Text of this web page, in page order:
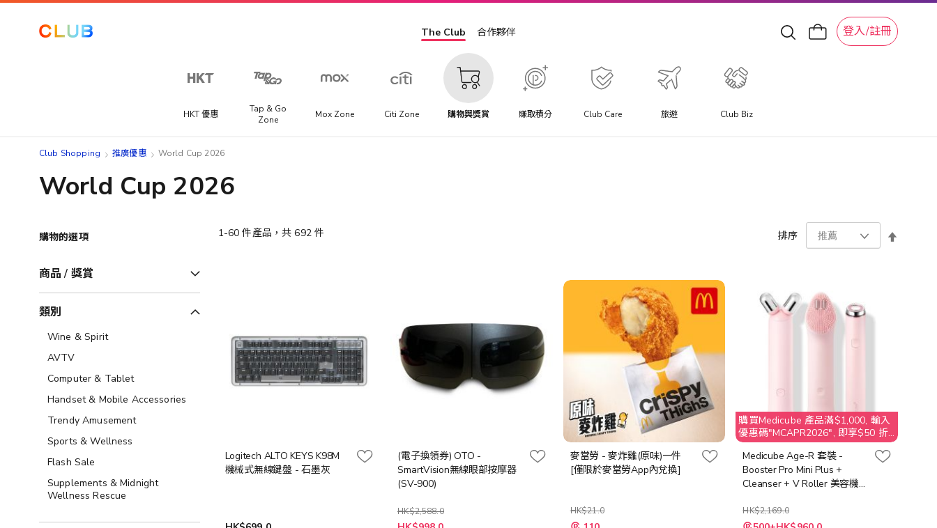
The Club 合作夥伴 登入/註冊
HKT 優惠
Tap & Go
Zone
Mox Zone Citi Zone 購物與獎賞 賺取積分 Club Care 旅遊 Club Biz
Club Shopping 推廣優惠 World Cup 2026
World Cup 2026
1-60 件產品，共692件 排序
Logitech ALTO KEYS K98M
機械式無線鍵盤 - 石墨灰
(電子換領券) OTO -
SmartVision無線眼部按摩器
(SV-900)
HK$2,588.0
特
麥當勞 - 麥炸雞(原味)一件
[僅限於麥當勞App內兌換]
HK$21.0
特
購買Medicube 產品滿$1,000, 輸入
優惠碼"MCAPR2026", 即享$50 折
扣
Medicube Age-R 套裝 -
Booster Pro Mini Plus +
Cleanser + V Roller 美容機
HK$2,169.0
購物的選項
商品 / 獎賞
類別
Wine & Spirit
AVTV
Computer & Tablet
Handset & Mobile Accessories
Trendy Amusement
Sports & Wellness
Flash Sale
Supplements & Midnight
Wellness Rescue